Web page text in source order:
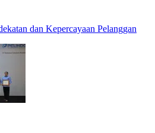
dan Kepercayaan Pelanggan